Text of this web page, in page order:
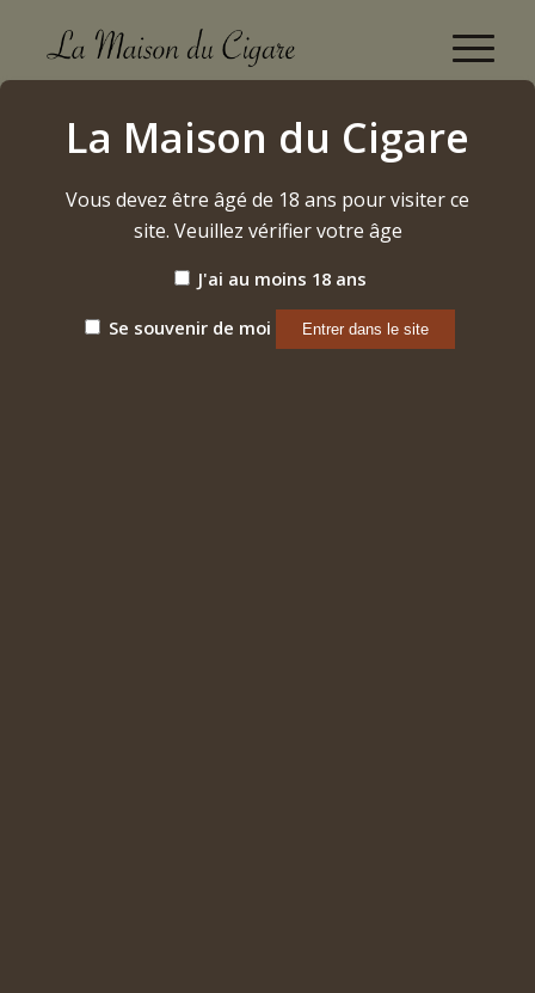
Montecristo n°3 2024
Accueil / Etiquette: Montecristo n°3 2024
Par défaut
15 Produits par page
La Maison du Cigare
Vous devez être âgé de 18 ans pour visiter ce
site. Veuillez vérifier votre âge
J'ai au moins 18 ans
Se souvenir de moi